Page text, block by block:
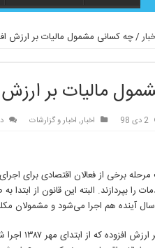
/چه کسانی مشمول مالیات بر ارزش
مالیات بر
2 دی 98 اخبار, اخبار و گزارشات
را بپردازند. البته این قانون از ابتدا
سال آینده هم اجرا می‌شود و مشمولان
به گزارش